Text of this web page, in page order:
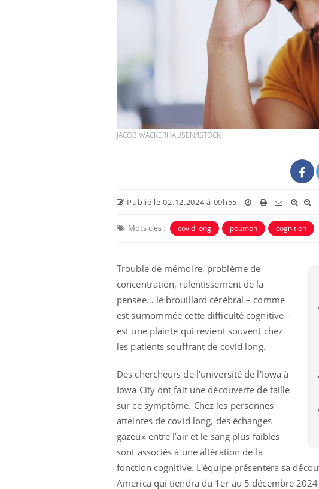
JACOB WACKERHAUSEN/ISTOCK
Publié le 02.12.2024 à 09h55 | | | | |
Mots clés : covid long poumon cognition
Trouble de mémoire, problème de
concentration, ralentissement de la
pensée… le brouillard cérébral – comme
est surnommée cette difficulté cognitive –
est une plainte qui revient souvent chez
les patients souffrant de covid long.
Des chercheurs de l'université de l'Iowa à
Iowa City ont fait une découverte de taille
sur ce symptôme. Chez les personnes
atteintes de covid long, des échanges
gazeux entre l’air et le sang plus faibles
sont associés à une altération de la
fonction cognitive. L'équipe présentera sa
America qui tiendra du 1er au 5 décembre 2024